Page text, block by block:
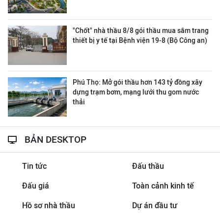
"Chốt" nhà thầu 8/8 gói thầu mua sắm trang
thiết bị y tế tại Bệnh viện 19-8 (Bộ Công an)
Phú Thọ: Mở gói thầu hơn 143 tỷ đồng xây
dựng trạm bơm, mạng lưới thu gom nước
thải
BẢN DESKTOP
Tin tức Đấu thầu
Đấu giá Toàn cảnh kinh tế
Hồ sơ nhà thầu Dự án đầu tư